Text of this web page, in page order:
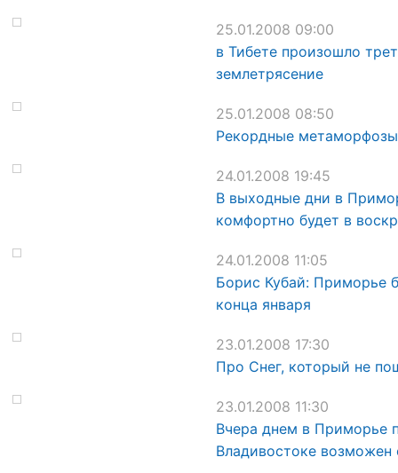
25.01.2008 09:00
в Тибете произошло
землетрясение
25.01.2008 08:50
Рекордные
24.01.2008 19:45
В выходные дни в
комфортно будет в
24.01.2008 11:05
Борис Кубай: Приморье
конца января
23.01.2008 17:30
Про Снег, который не
23.01.2008 11:30
Вчера днем в Приморье
Владивостоке возможен